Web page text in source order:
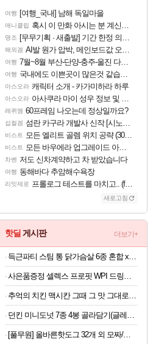
여행 [여행_국내] 남해 독일마을
애니클립 혹시 이 만화 아시는 분 계신가요
명조 [무무기획 · 새출발] 기간 한정 의뢰 이벤트
해외겜 AI발 원가 압박, 메인보드값 오르나
여행 7월~8월 부산-단양-충주-울진 다녀왔어요~
여행 국내에도 이쁜곳이 많은것 같습니다
아스오라 캐릭터 소개 - 카가미하라 하루
아스오라 아사쿠라 마이 성우 정보 및 주요 필모
레퀴엠 60프레임 나오는데 정상일까요?
섭컬겜 섬란 카구라 개발사 신작 [시노비 넥서스] 연내 출시 예정
비스트 모든 엘리트 골렘 위치 공략 (30개) - 방랑 결투가
비스트 모든 바우에라 업그레이드 아이템 획득 위치 공략 (89개)
차벤 저도 신차계약하고 차 받았습니다
여행 동해바다 추암해수욕장
리밋제로 프롤로그 테스트를 마치고.. (feat. 리아)
새로고침
핫딜 게시판 더보기+
[풀무원] 올바른핫도그 32개 외 모짜/탱글/체다 골라담기